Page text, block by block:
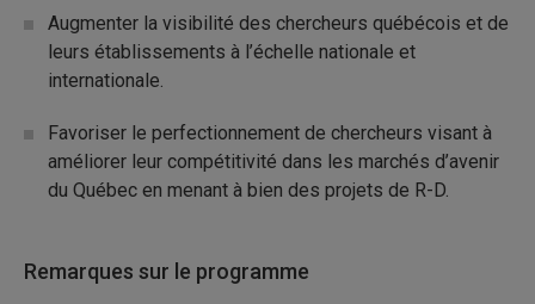
Augmenter la visibilité des chercheurs québécois et de
leurs établissements à l’échelle nationale et
internationale.
Favoriser le perfectionnement de chercheurs visant à
améliorer leur compétitivité dans les marchés d’avenir
du Québec en menant à bien des projets de R-D.
Remarques sur le programme